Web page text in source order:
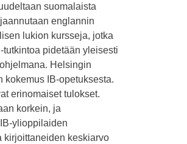
suomalaista
englannin
lukion kursseja, jotka
pidetään yleisesti
Helsingin
IB-opetuksesta.
erinomaiset tulokset.
korkein, ja
ylioppilaiden
kirjoittaneiden keskiarvo